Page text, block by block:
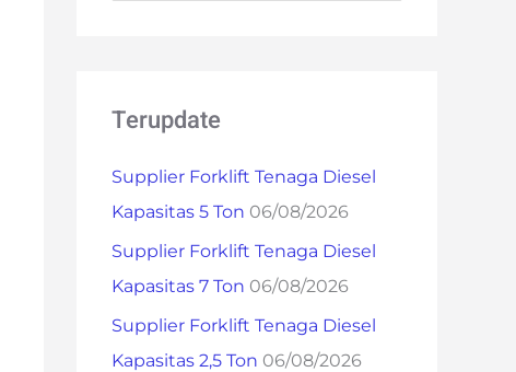
r
:
Terupdate
Supplier Forklift Tenaga Diesel
Kapasitas 5 Ton 06/08/2026
Supplier Forklift Tenaga Diesel
Kapasitas 7 Ton 06/08/2026
Supplier Forklift Tenaga Diesel
Kapasitas 2,5 Ton 06/08/2026